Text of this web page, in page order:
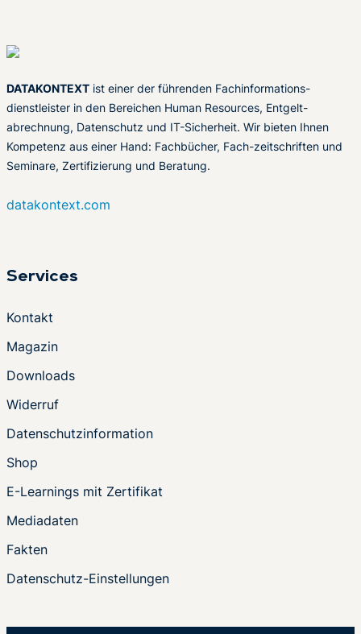
DATAKONTEXT ist einer der führenden Fachinformations-
dienstleister in den Bereichen Human Resources, Entgelt-
abrechnung, Datenschutz und IT-Sicherheit. Wir bieten Ihnen
Kompetenz aus einer Hand: Fachbücher, Fach-zeitschriften und
Seminare, Zertifizierung und Beratung.
datakontext.com
Services
Kontakt
Magazin
Downloads
Widerruf
Datenschutzinformation
Shop
E-Learnings mit Zertifikat
Mediadaten
Fakten
Datenschutz-Einstellungen